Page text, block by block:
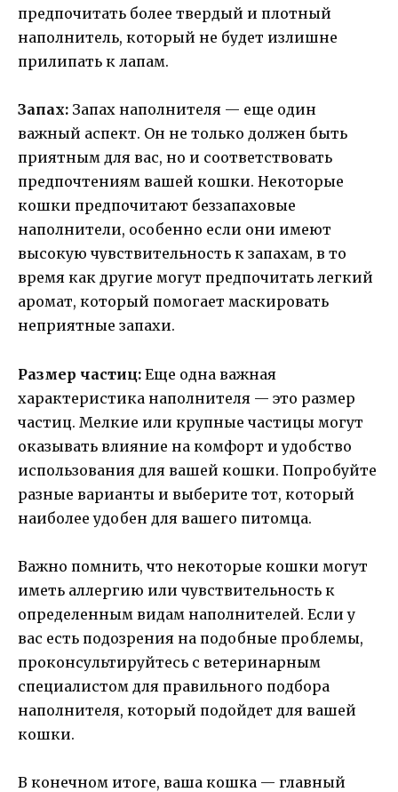
предпочитать более твердый и плотный
наполнитель, который не будет излишне
прилипать к лапам.
Запах: Запах наполнителя — еще один
важный аспект. Он не только должен быть
приятным для вас, но и соответствовать
предпочтениям вашей кошки. Некоторые
кошки предпочитают беззапаховые
наполнители, особенно если они имеют
высокую чувствительность к запахам, в то
время как другие могут предпочитать легкий
аромат, который помогает маскировать
неприятные запахи.
Размер частиц: Еще одна важная
характеристика наполнителя — это размер
частиц. Мелкие или крупные частицы могут
оказывать влияние на комфорт и удобство
использования для вашей кошки. Попробуйте
разные варианты и выберите тот, который
наиболее удобен для вашего питомца.
Важно помнить, что некоторые кошки могут
иметь аллергию или чувствительность к
определенным видам наполнителей. Если у
вас есть подозрения на подобные проблемы,
проконсультируйтесь с ветеринарным
специалистом для правильного подбора
наполнителя, который подойдет для вашей
кошки.
В конечном итоге, ваша кошка — главный